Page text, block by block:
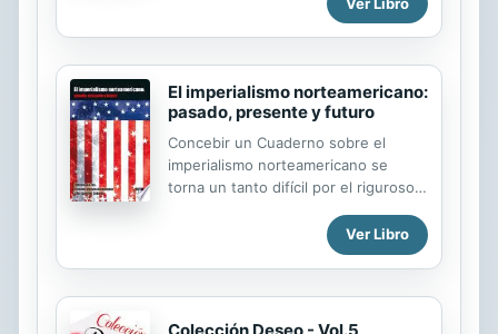
descubrirás que el vóley es mucho
más que un juego... ¡Únete al
equipo!
El imperialismo norteamericano:
pasado, presente y futuro
Concebir un Cuaderno sobre el
imperialismo norteamericano se
torna un tanto difícil por el riguroso
conformación de un estudio integral
y novedoso sobre un tema muy
sentido la concepción del Cuaderno
logra una heterogeneidad temática,
Ver Libro
Colección Deseo - Vol.5